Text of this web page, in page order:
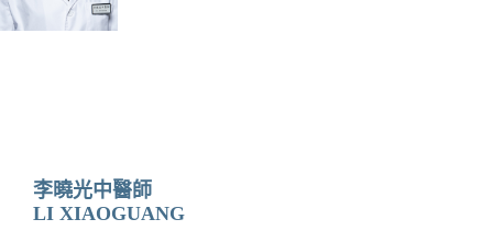
李曉光中醫師
LI XIAOGUANG